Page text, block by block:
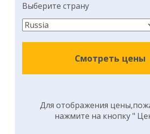
Выберите страну
Смотреть цены
Для отображения
нажмите на кнопку "